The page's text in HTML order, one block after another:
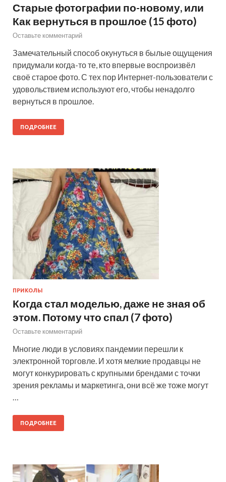
Старые фотографии по-новому, или
Как вернуться в прошлое (15 фото)
Оставьте комментарий
Замечательный способ окунуться в былые ощущения
придумали когда-то те, кто впервые воспроизвёл
своё старое фото. С тех пор Интернет-пользователи с
удовольствием используют его, чтобы ненадолго
вернуться в прошлое.
ПОДРОБНЕЕ
ПРИКОЛЫ
Когда стал моделью, даже не зная об
этом. Потому что спал (7 фото)
Оставьте комментарий
Многие люди в условиях пандемии перешли к
электронной торговле. И хотя мелкие продавцы не
могут конкурировать с крупными брендами с точки
зрения рекламы и маркетинга, они всё же тоже могут
ПОДРОБНЕЕ